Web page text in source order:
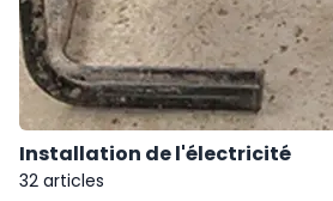
Installation de l'électricité
32 articles